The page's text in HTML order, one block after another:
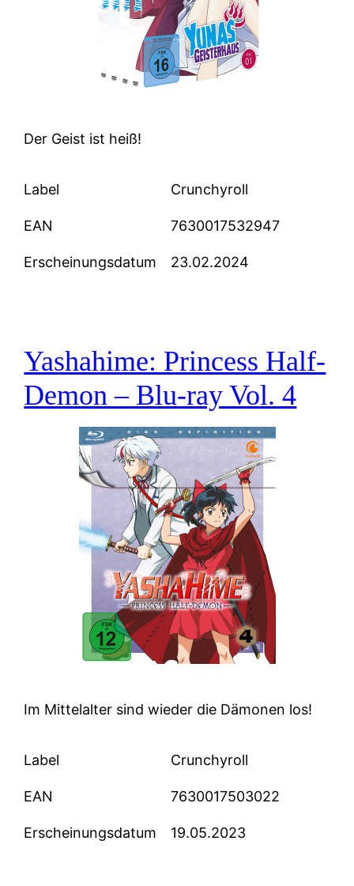
Der Geist ist heiß!
Label Crunchyroll
EAN 7630017532947
Erscheinungsdatum 23.02.2024
Yashahime: Princess Half-
Demon – Blu-ray Vol. 4
Im Mittelalter sind wieder die Dämonen los!
Label Crunchyroll
EAN 7630017503022
Erscheinungsdatum 19.05.2023